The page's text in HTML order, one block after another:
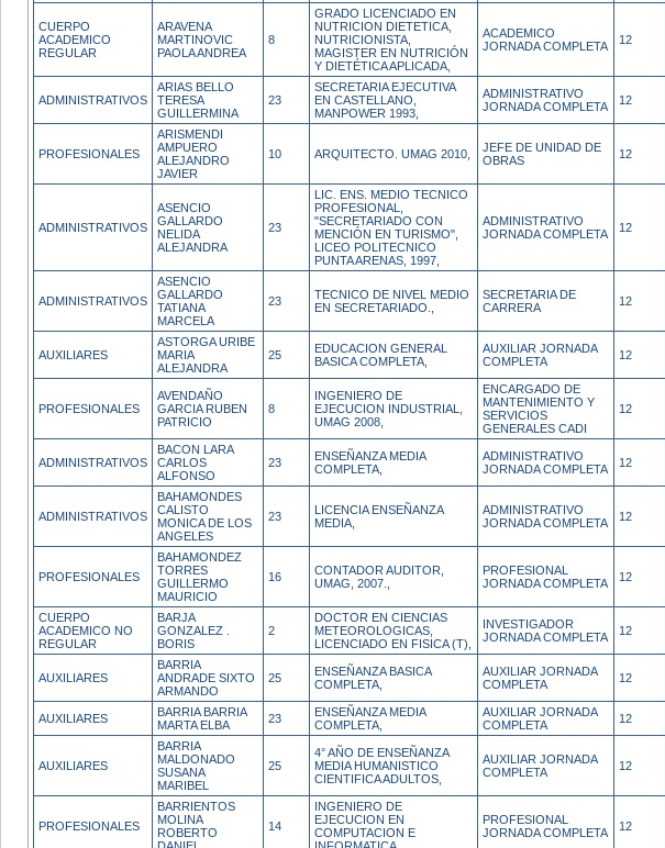
CUERPO
ACADEMICO
REGULAR
ARAVENA
MARTINOVIC
PAOLA ANDREA
8
GRADO LICENCIADO EN
NUTRICION DIETETICA,
NUTRICIONISTA,
MAGISTER EN NUTRICIÓN
Y DIETÉTICA APLICADA,
ACADEMICO
JORNADA COMPLETA
12
ADMINISTRATIVOS
ARIAS BELLO
TERESA
GUILLERMINA
23
SECRETARIA EJECUTIVA
EN CASTELLANO,
MANPOWER 1993,
ADMINISTRATIVO
JORNADA COMPLETA
12
PROFESIONALES
ARISMENDI
AMPUERO
ALEJANDRO
JAVIER
10 ARQUITECTO. UMAG 2010,
JEFE DE UNIDAD DE
OBRAS
12
ADMINISTRATIVOS
ASENCIO
GALLARDO
NELIDA
ALEJANDRA
23
LIC. ENS. MEDIO TECNICO
PROFESIONAL,
"SECRETARIADO CON
MENCIÓN EN TURISMO",
LICEO POLITECNICO
PUNTA ARENAS, 1997,
ADMINISTRATIVO
JORNADA COMPLETA
12
ADMINISTRATIVOS
ASENCIO
GALLARDO
TATIANA
MARCELA
23
TECNICO DE NIVEL MEDIO
EN SECRETARIADO.,
SECRETARIA DE
CARRERA
12
AUXILIARES
ASTORGA URIBE
MARIA
ALEJANDRA
25
EDUCACION GENERAL
BASICA COMPLETA,
AUXILIAR JORNADA
COMPLETA
12
PROFESIONALES
AVENDAÑO
GARCIA RUBEN
PATRICIO
8
INGENIERO DE
EJECUCION INDUSTRIAL,
UMAG 2008,
ENCARGADO DE
MANTENIMIENTO Y
SERVICIOS
GENERALES CADI
12
ADMINISTRATIVOS
BACON LARA
CARLOS
ALFONSO
23
ENSEÑANZA MEDIA
COMPLETA,
ADMINISTRATIVO
JORNADA COMPLETA
12
ADMINISTRATIVOS
BAHAMONDES
CALISTO
MONICA DE LOS
ANGELES
23
LICENCIA ENSEÑANZA
MEDIA,
ADMINISTRATIVO
JORNADA COMPLETA
12
PROFESIONALES
BAHAMONDEZ
TORRES
GUILLERMO
MAURICIO
16
CONTADOR AUDITOR,
UMAG, 2007.,
PROFESIONAL
JORNADA COMPLETA
12
CUERPO
ACADEMICO NO
REGULAR
BARJA
GONZALEZ .
BORIS
2
DOCTOR EN CIENCIAS
METEOROLOGICAS,
LICENCIADO EN FISICA (T),
INVESTIGADOR
JORNADA COMPLETA
12
AUXILIARES
BARRIA
ANDRADE SIXTO
ARMANDO
25
ENSEÑANZA BASICA
COMPLETA,
AUXILIAR JORNADA
COMPLETA
12
AUXILIARES
BARRIA BARRIA
MARTA ELBA
23
ENSEÑANZA MEDIA
COMPLETA,
AUXILIAR JORNADA
COMPLETA
12
AUXILIARES
BARRIA
MALDONADO
SUSANA
MARIBEL
25
4° AÑO DE ENSEÑANZA
MEDIA HUMANISTICO
CIENTIFICA ADULTOS,
AUXILIAR JORNADA
COMPLETA
12
PROFESIONALES
BARRIENTOS
MOLINA
ROBERTO
14
INGENIERO DE
EJECUCION EN
COMPUTACION E
PROFESIONAL
JORNADA COMPLETA
12